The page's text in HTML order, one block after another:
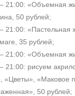
21:00: «Объемная
50 рублей;
21:00: «Пастельная
35 рублей;
– 21:00: «Объемная
21:00: рисуем
«Цветы», «Маковое
50 рублей;